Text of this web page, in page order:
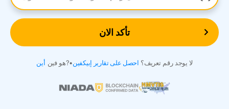
تأكد الان
أين هو فين?• لا يوجد رقم تعريف؟ احصل على تقارير إبيكفين